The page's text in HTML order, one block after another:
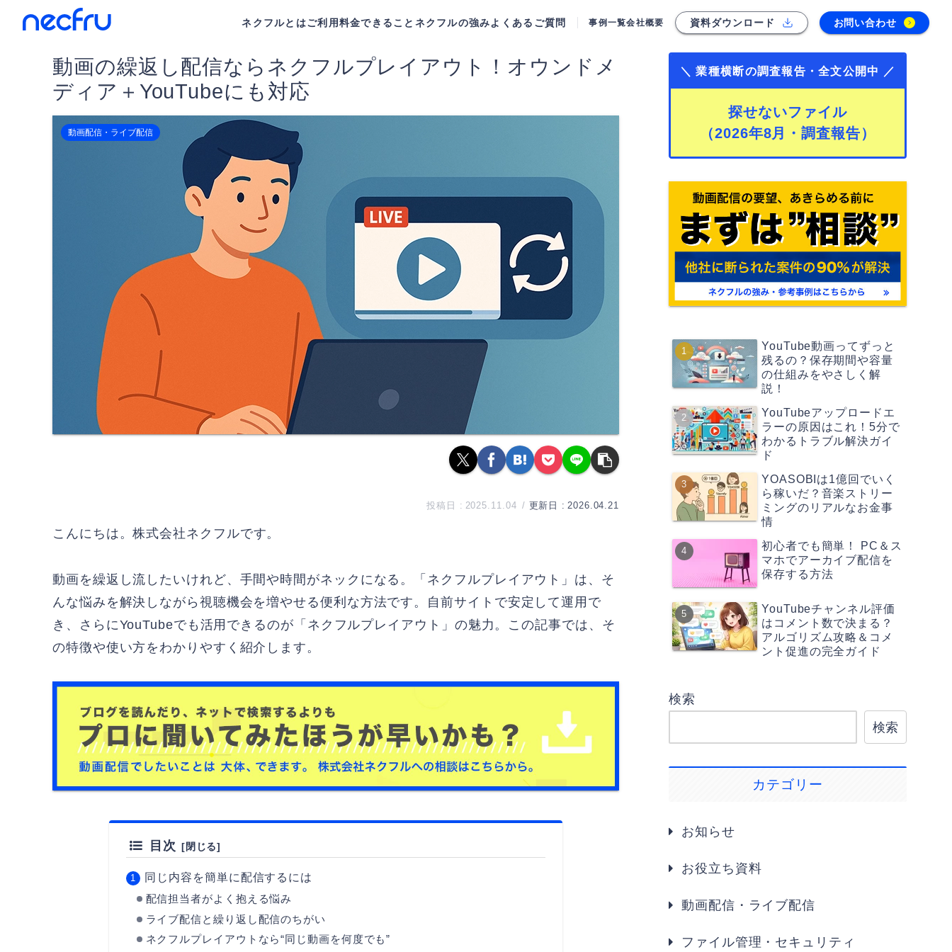
ネクフルとはご利用料金できること ネクフルの強みよくあるご質問 事例一覧会社概要 資料ダウンロード お問い合わせ
動画の繰返し配信ならネクフルプレイアウト！オウンドメ
ディア＋YouTubeにも対応
動画配信・ライブ配信
2025.11.04 2026.04.21
こんにちは。株式会社ネクフルです。
動画を繰返し流したいけれど、手間や時間がネックになる。「ネクフルプレイアウト」は、そ
んな悩みを解決しながら視聴機会を増やせる便利な方法です。自前サイトで安定して運用で
き、さらにYouTubeでも活用できるのが「ネクフルプレイアウト」の魅力。この記事では、そ
の特徴や使い方をわかりやすく紹介します。
目次
同じ内容を簡単に配信するには
配信担当者がよく抱える悩み
ライブ配信と繰り返し配信のちがい
ネクフルプレイアウトなら“同じ動画を何度でも”
＼ 業種横断の調査報告・全文公開中 ／
探せないファイル
（2026年8月・調査報告）
YouTube動画ってずっと
残るの？保存期間や容量
の仕組みをやさしく解
説！
YouTubeアップロードエ
ラーの原因はこれ！5分で
わかるトラブル解決ガイ
ド
YOASOBIは1億回でいく
ら稼いだ？音楽ストリー
ミングのリアルなお金事
情
初心者でも簡単！ PC＆ス
マホでアーカイブ配信を
保存する方法
YouTubeチャンネル評価
はコメント数で決まる？
アルゴリズム攻略＆コメ
ント促進の完全ガイド
検索
検索
カテゴリー
お知らせ
お役立ち資料
動画配信・ライブ配信
ファイル管理・セキュリティ